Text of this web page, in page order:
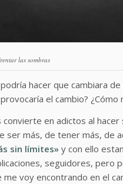
las sombras
hacer que cambiara
el cambio? ¿Cómo
en adictos al
ser más, de tener más, de
sin límites» y con ello
seguidores, pero
voy encontrando en el